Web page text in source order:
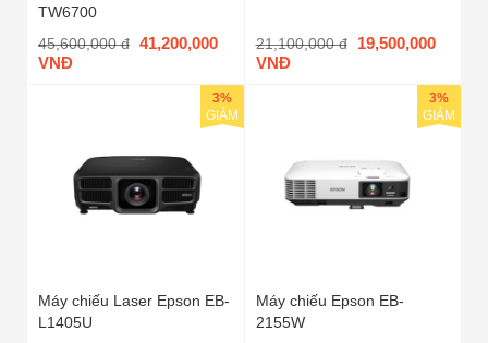
TW6700
45,600,000 đ 41,200,000
VNĐ
21,100,000 đ
19,500,000
VNĐ
Máy chiếu Laser Epson EB-
L1405U
3%
GIẢM
Máy chiếu Epson EB-
2155W
3%
GIẢM